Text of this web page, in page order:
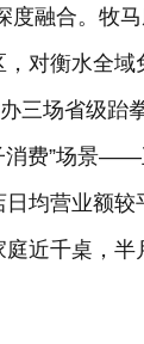
度融合。牧
对衡水全
三场省级跆
消费”场景
均营业额
近千桌，